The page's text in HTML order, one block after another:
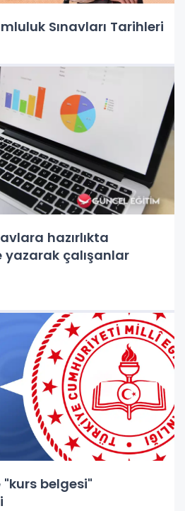
Sınavları Tarihleri
hazırlıkta
yazarak çalışanlar
"kurs belgesi"